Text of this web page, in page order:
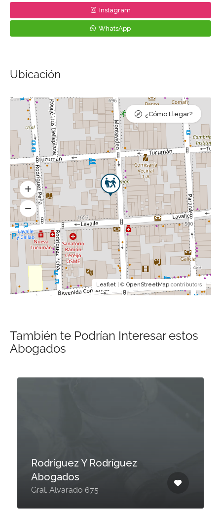
Instagram
WhatsApp
Ubicación
Leaflet | © OpenStreetMap contributors
¿Cómo Llegar?
También te Podrían Interesar estos
Abogados
Rodríguez Y Rodríguez
Abogados
Gral. Alvarado 675